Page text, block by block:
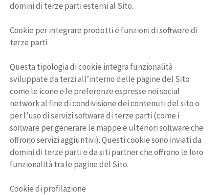
domini di terze parti esterni al Sito.
Cookie per integrare prodotti e funzioni di software di
terze parti
Questa tipologia di cookie integra funzionalità
sviluppate da terzi all’interno delle pagine del Sito
come le icone e le preferenze espresse nei social
network al fine di condivisione dei contenuti del sito o
per l’uso di servizi software di terze parti (come i
software per generare le mappe e ulteriori software che
offrono servizi aggiuntivi). Questi cookie sono inviati da
domini di terze parti e da siti partner che offrono le loro
funzionalità tra le pagine del Sito.
Cookie di profilazione